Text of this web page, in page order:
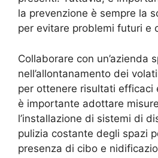
la prevenzione è sempre la
per evitare problemi futuri e
Collaborare con un’azienda
nell’allontanamento dei
per ottenere risultati efficaci
è importante adottare
l’installazione di sistemi di
pulizia costante degli spazi
presenza di cibo e